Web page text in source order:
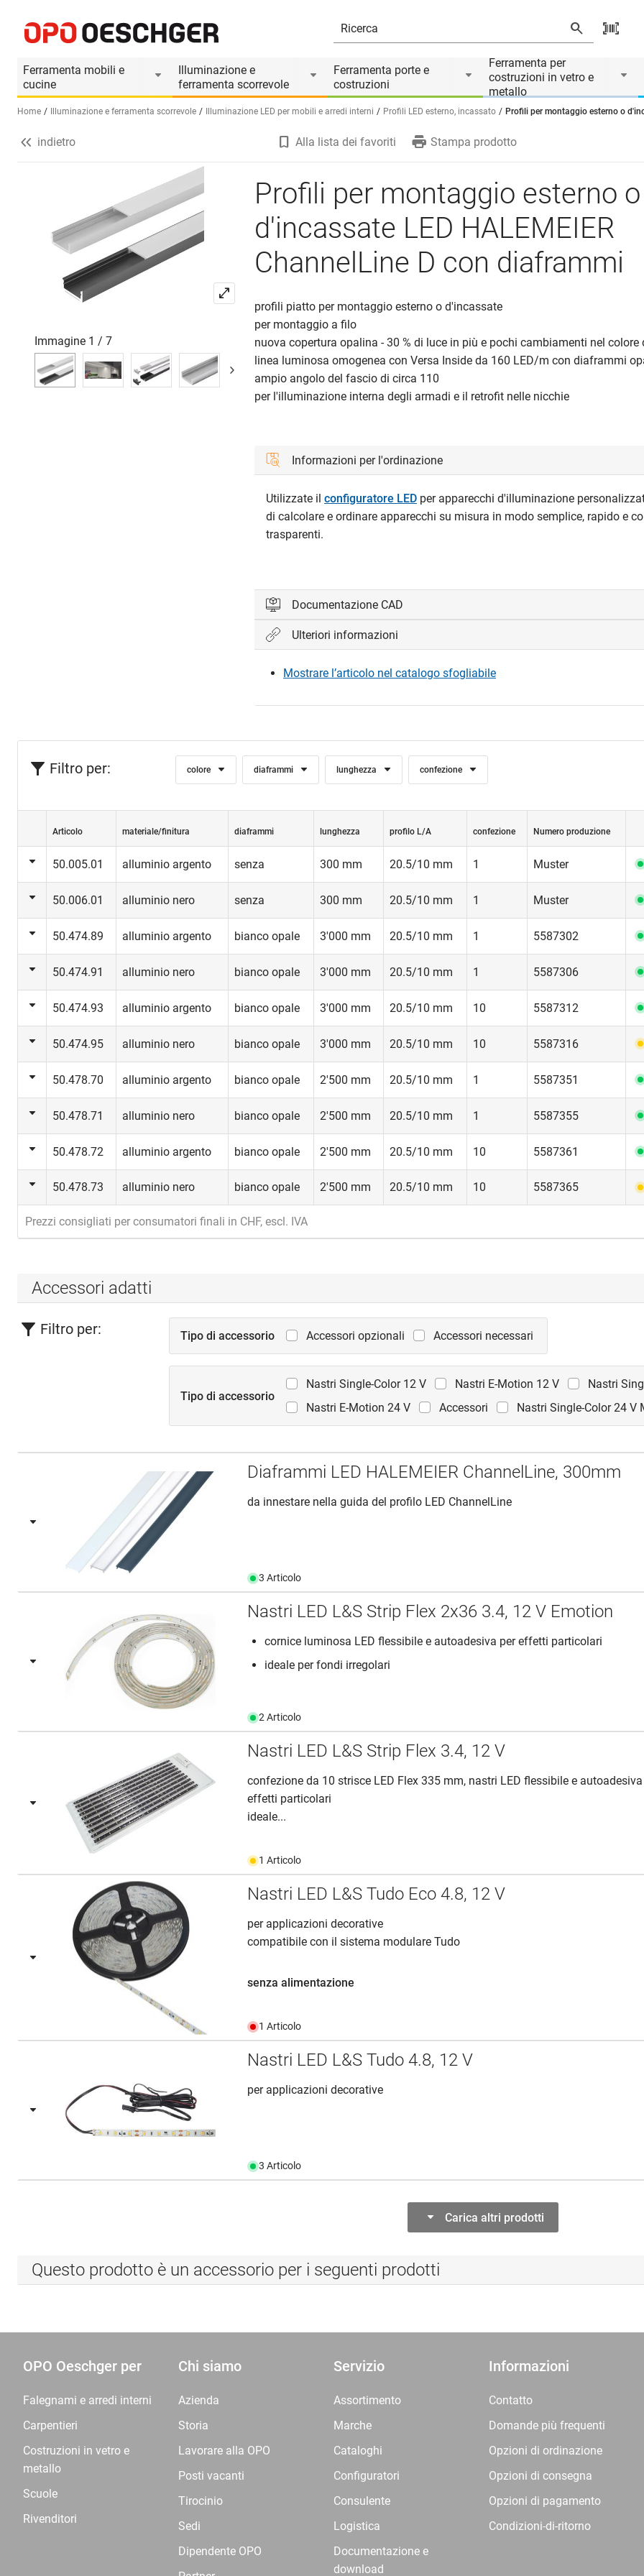
Ferramenta mobili e
cucine
Illuminazione e
ferramenta scorrevole
Ferramenta porte e
costruzioni
Ferramenta per
costruzioni in vetro e
metallo
Seleziona una lingua (IT)
Home Illuminazione e ferramenta scorrevole Illuminazione LED per mobili e arredi interni Profili LED esterno, incassato Profili per montaggio esterno o
Informazioni prodotto
Accessori adatti
indietro Alla lista dei favoriti Stampa prodotto
Immagine 1 / 7
Profili per montaggio esterno o
d'incassate LED HALEMEIER
ChannelLine D con diaframmi
profili piatto per montaggio esterno o d'incassate
per montaggio a filo
nuova copertura opalina - 30 % di luce in più e pochi cambiamenti nel colore
linea luminosa omogenea con Versa Inside da 160 LED/m con diaframmi
ampio angolo del fascio di circa 110
per l'illuminazione interna degli armadi e il retrofit nelle nicchie
Informazioni per l'ordinazione
Utilizzate il configuratore LED per apparecchi d'illuminazione
di calcolare e ordinare apparecchi su misura in modo semplice, rapido e
trasparenti.
Documentazione CAD
Accedi per visualizzare e scaricare i file CAD.
Ulteriori informazioni
Mostrare l’articolo nel catalogo sfogliabile
Filtro per: colore diaframmi lunghezza confezione
Articolo materiale/finitura diaframmi lunghezza profilo L/A confezione Numero produzione
50.005.01 alluminio argento senza 300 mm 20.5/10 mm 1 Muster
50.006.01 alluminio nero senza 300 mm 20.5/10 mm 1 Muster
50.474.89 alluminio argento bianco opale 3'000 mm 20.5/10 mm 1 5587302
50.474.91 alluminio nero bianco opale 3'000 mm 20.5/10 mm 1 5587306
50.474.93 alluminio argento bianco opale 3'000 mm 20.5/10 mm 10 5587312
50.474.95 alluminio nero bianco opale 3'000 mm 20.5/10 mm 10 5587316
50.478.70 alluminio argento bianco opale 2'500 mm 20.5/10 mm 1 5587351
50.478.71 alluminio nero bianco opale 2'500 mm 20.5/10 mm 1 5587355
50.478.72 alluminio argento bianco opale 2'500 mm 20.5/10 mm 10 5587361
50.478.73 alluminio nero bianco opale 2'500 mm 20.5/10 mm 10 5587365
Prezzi consigliati per consumatori finali in CHF, escl. IVA
Accessori adatti
Filtro per: Tipo di accessorio Accessori opzionali Accessori necessari
Tipo di accessorio
Nastri Single-Color 12 V Nastri E-Motion 12 V
Nastri
Nastri E-Motion 24 V
Accessori Nastri Single-Color 24 V
Diaframmi LED HALEMEIER ChannelLine, 300mm
da innestare nella guida del profilo LED ChannelLine
3 Articolo
Nastri LED L&S Strip Flex 2x36 3.4, 12 V Emotion
cornice luminosa LED flessibile e autoadesiva per effetti particolari
ideale per fondi irregolari
2 Articolo
Nastri LED L&S Strip Flex 3.4, 12 V
confezione da 10 strisce LED Flex 335 mm, nastri LED flessibile e
effetti particolari
ideale...
1 Articolo
Nastri LED L&S Tudo Eco 4.8, 12 V
per applicazioni decorative
compatibile con il sistema modulare Tudo
senza alimentazione
1 Articolo
Nastri LED L&S Tudo 4.8, 12 V
per applicazioni decorative
3 Articolo
Carica altri prodotti
Questo prodotto è un accessorio per i seguenti prodotti
OPO Oeschger per
Falegnami e arredi interni
Carpentieri
Costruzioni in vetro e
metallo
Scuole
Rivenditori
Chi siamo
Azienda
Storia
Lavorare alla OPO
Posti vacanti
Tirocinio
Sedi
Dipendente OPO
Servizio
Assortimento
Marche
Cataloghi
Configuratori
Consulente
Logistica
Documentazione e
download
Informazioni
Contatto
Domande più frequenti
Opzioni di ordinazione
Opzioni di consegna
Opzioni di pagamento
Condizioni-di-ritorno